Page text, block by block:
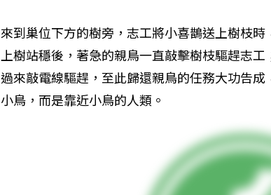
來到巢位下方的樹旁，志工將小喜鵲送上樹枝
上樹站穩後，著急的親鳥一直敲擊樹枝驅趕志
過來敲電線驅趕，至此歸還親鳥的任務大功告
小鳥，而是靠近小鳥的人類。